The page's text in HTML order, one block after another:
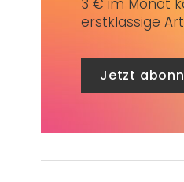
erstklassige
Jetzt